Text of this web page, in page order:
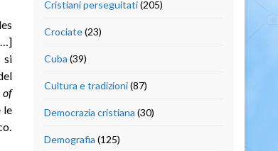
si
of
le
Cristiani perseguitati(205)
Crociate(23)
Cuba (39)
Cultura e tradizioni(87)
Democrazia cristiana (30)
Demografia (125)